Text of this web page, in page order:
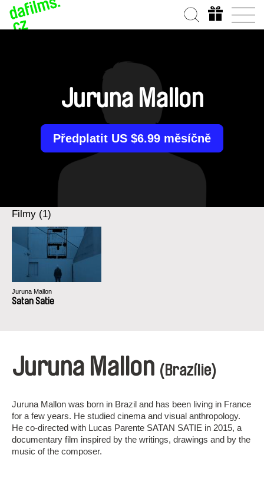
Juruna Mallon
Předplatit US $6.99 měsíčně
Filmy (1)
Juruna Mallon
Satan Satie
Juruna Mallon (Brazílie)
Juruna Mallon was born in Brazil and has been living in France
for a few years. He studied cinema and visual anthropology.
He co-directed with Lucas Parente SATAN SATIE in 2015, a
documentary film inspired by the writings, drawings and by the
music of the composer.